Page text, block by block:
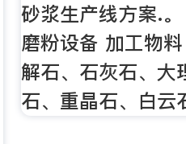
砂浆生产线方案.
磨粉设备 加工物
解石、石灰石、大
石、重晶石、白云